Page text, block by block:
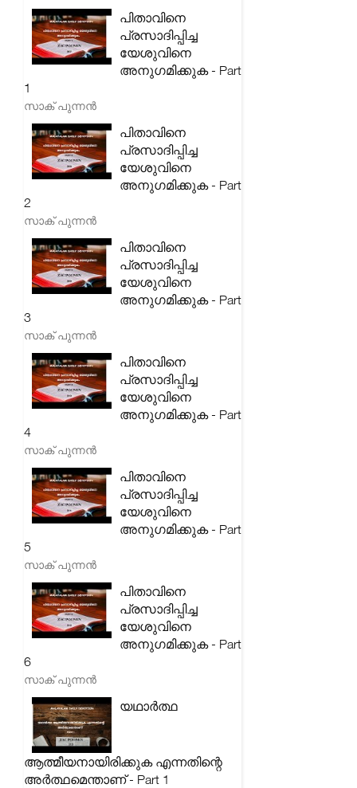
പിതാവിനെ
പ്രസാദിപ്പിച്ച
യേശുവിനെ
അനുഗമിക്കുക - Part
1
സാക് പുന്നൻ
പിതാവിനെ
പ്രസാദിപ്പിച്ച
യേശുവിനെ
അനുഗമിക്കുക - Part
2
സാക് പുന്നൻ
പിതാവിനെ
പ്രസാദിപ്പിച്ച
യേശുവിനെ
അനുഗമിക്കുക - Part
3
സാക് പുന്നൻ
പിതാവിനെ
പ്രസാദിപ്പിച്ച
യേശുവിനെ
അനുഗമിക്കുക - Part
4
സാക് പുന്നൻ
പിതാവിനെ
പ്രസാദിപ്പിച്ച
യേശുവിനെ
അനുഗമിക്കുക - Part
5
സാക് പുന്നൻ
പിതാവിനെ
പ്രസാദിപ്പിച്ച
യേശുവിനെ
അനുഗമിക്കുക - Part
6
സാക് പുന്നൻ
യഥാർത്ഥ
ആത്മീയനായിരിക്കുക എന്നതിന്റെ
അർത്ഥമെന്താണ് - Part 1